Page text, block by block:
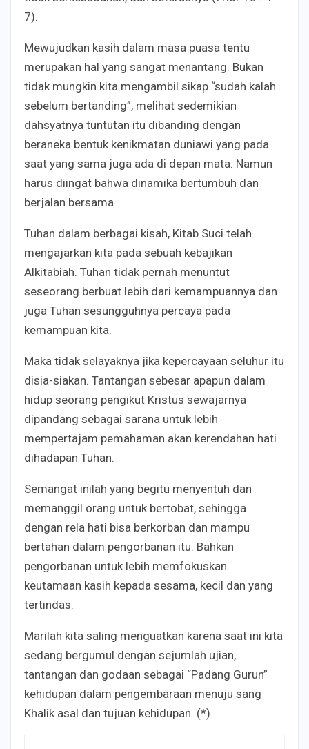
7).
Mewujudkan kasih dalam masa puasa tentu
merupakan hal yang sangat menantang. Bukan
tidak mungkin kita mengambil sikap “sudah kalah
sebelum bertanding”, melihat sedemikian
dahsyatnya tuntutan itu dibanding dengan
beraneka bentuk kenikmatan duniawi yang pada
saat yang sama juga ada di depan mata. Namun
harus diingat bahwa dinamika bertumbuh dan
berjalan bersama
Tuhan dalam berbagai kisah, Kitab Suci telah
mengajarkan kita pada sebuah kebajikan
Alkitabiah. Tuhan tidak pernah menuntut
seseorang berbuat lebih dari kemampuannya dan
juga Tuhan sesungguhnya percaya pada
kemampuan kita.
Maka tidak selayaknya jika kepercayaan seluhur itu
disia-siakan. Tantangan sebesar apapun dalam
hidup seorang pengikut Kristus sewajarnya
dipandang sebagai sarana untuk lebih
mempertajam pemahaman akan kerendahan hati
dihadapan Tuhan.
Semangat inilah yang begitu menyentuh dan
memanggil orang untuk bertobat, sehingga
dengan rela hati bisa berkorban dan mampu
bertahan dalam pengorbanan itu. Bahkan
pengorbanan untuk lebih memfokuskan
keutamaan kasih kepada sesama, kecil dan yang
tertindas.
Marilah kita saling menguatkan karena saat ini kita
sedang bergumul dengan sejumlah ujian,
tantangan dan godaan sebagai “Padang Gurun”
kehidupan dalam pengembaraan menuju sang
Khalik asal dan tujuan kehidupan. (*)